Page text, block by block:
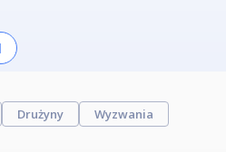
Drużyny Wyzwania